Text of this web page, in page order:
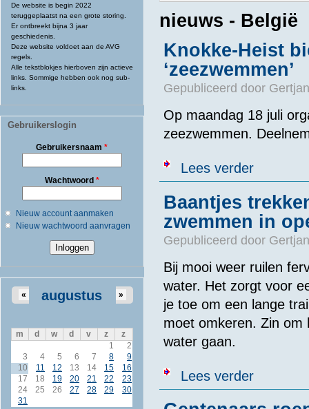
De website is begin 2022
teruggeplaatst na een grote storing.
Er ontbreekt bijna 3 jaar
geschiedenis.
Deze website voldoet aan de AVG
regels.
Alle tekstblokjes hierboven zijn actieve
links. Sommige hebben ook nog sub-
links.
Gebruikerslogin
Gebruikersnaam*
Wachtwoord *
Nieuw account aanmaken
Nieuw wachtwoord aanvragen
augustus
« »
m d w d v z
z
1
2
3
4 5 6 7 8
9
10
11 12 13 14 15
16
17
18 19 20 21 22
23
24
25 26 27 28 29
30
31
nieuws - België
Knokke-Heist
‘zeezwemmen’
Gepubliceerd door
Op maandag 18 juli
zeezwemmen.
Lees verderover Knokke-
Baantjes
zwemmen in
Gepubliceerd door
Bij mooi weer ruilen
water. Het zorgt voor
je toe om een lange
moet omkeren. Zin om
water gaan.
Lees verderover Baantjes